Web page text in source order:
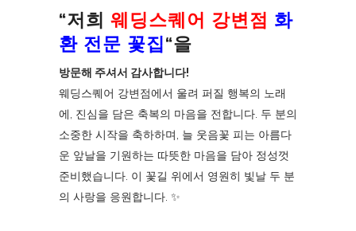
“저희 웨딩스퀘어 강변점 화
환 전문 꽃집“을
방문해 주셔서 감사합니다!
웨딩스퀘어 강변점에서 울려 퍼질 행복의 노래
에, 진심을 담은 축복의 마음을 전합니다. 두 분의
소중한 시작을 축하하며, 늘 웃음꽃 피는 아름다
운 앞날을 기원하는 따뜻한 마음을 담아 정성껏
준비했습니다. 이 꽃길 위에서 영원히 빛날 두 분
의 사랑을 응원합니다. ✨